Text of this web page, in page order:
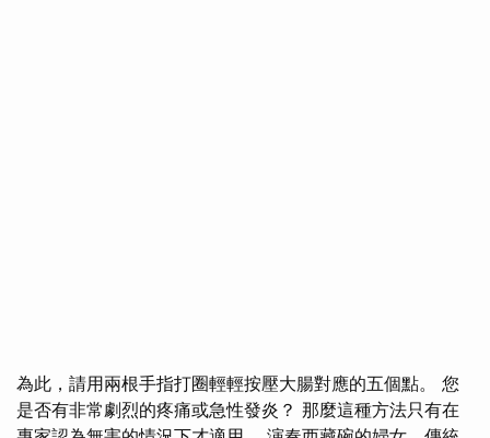
為此，請用兩根手指打圈輕輕按壓大腸對應的五個點。 您
是否有非常劇烈的疼痛或急性發炎？ 那麼這種方法只有在